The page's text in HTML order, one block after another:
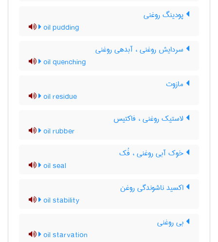
پودینگ روغنی
oil pudding
سردایش روغنی ، آبدهی روغنی
oil quenching
مازوت
oil residue
لاستیک روغنی ، فاکتیس
oil rubber
خوک آبی روغنی ، فُک
oil seal
اکسید ناشوندگی روغن
oil stability
بی روغنی
oil starvation